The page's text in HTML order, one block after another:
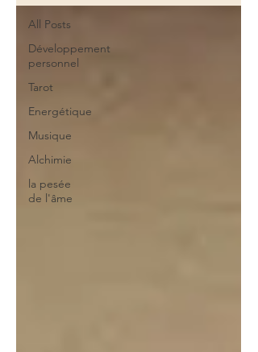
All Posts
Développement
personnel
Tarot
Energétique
Musique
Alchimie
la pesée
de l'âme